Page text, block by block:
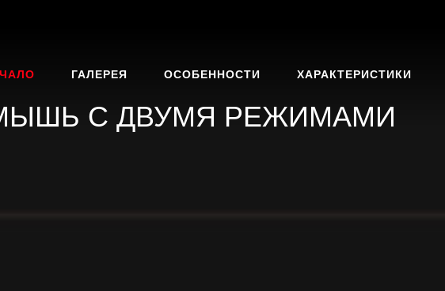
ГАЛЕРЕЯ ОСОБЕННОСТИ ХАРАКТЕРИСТИКИ
С ДВУМЯ РЕЖИМАМИ